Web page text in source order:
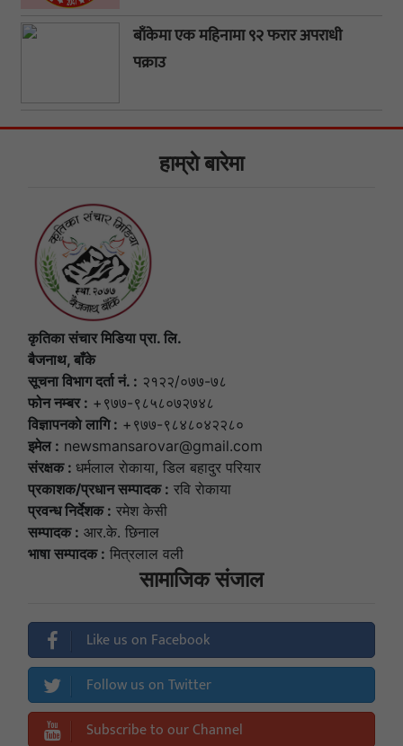
बाँकेमा एक महिनामा ९२ फरार अपराधी
पक्राउ
हाम्राे बारेमा
कृतिका संचार मिडिया प्रा. लि.
बैजनाथ, बाँके
सूचना विभाग दर्ता नं. : २१२२/०७७-७८
फोन नम्बर : +९७७-९८५८०७२७४८
विज्ञापनकाे लागि : +९७७-९८४८०४२२८०
इमेल : newsmansarovar@gmail.com
संरक्षक : धर्मलाल राेकाया, डिल बहादुर परियार
प्रकाशक/प्रधान सम्पादक : रवि राेकाया
प्रवन्ध निर्देशक : रमेश केसी
सम्पादक : आर.के. छिनाल
भाषा सम्पादक : मित्रलाल वली
सामाजिक संजाल
Like us on Facebook
Follow us on Twitter
Subscribe to our Channel